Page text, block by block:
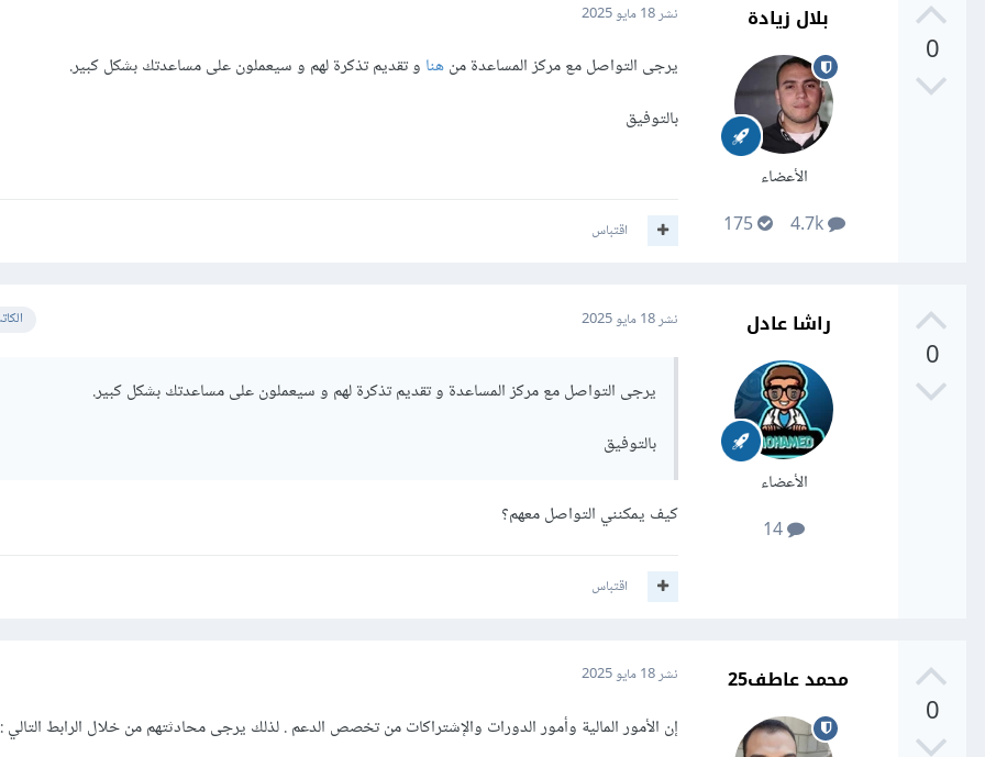
0
بلال زيادة
الأعضاء
4.7k
175
نشر18 مايو 2025
يرجى التواصل مع مركز المساعدة منهنا و تقديم تذكرة لهم و سيعملون على مساعدتك بشكل كبير.
بالتوفيق
اقتباس
0
راشا عادل
الأعضاء
نشر18 مايو 2025
يرجى التواصل مع مركز المساعدة و تقديم تذكرة لهم و سيعملون على مساعدتك بشكل كبير.
بالتوفيق
كيف يمكنني التواصل معهم؟
اقتباس
0
محمد عاطف25 نشر18 مايو 2025
إن الأمور المالية وأمور الدورات والإشتراكات من تخصص الدعم . لذلك يرجى محادثتهم من خلال الرابط التالي: